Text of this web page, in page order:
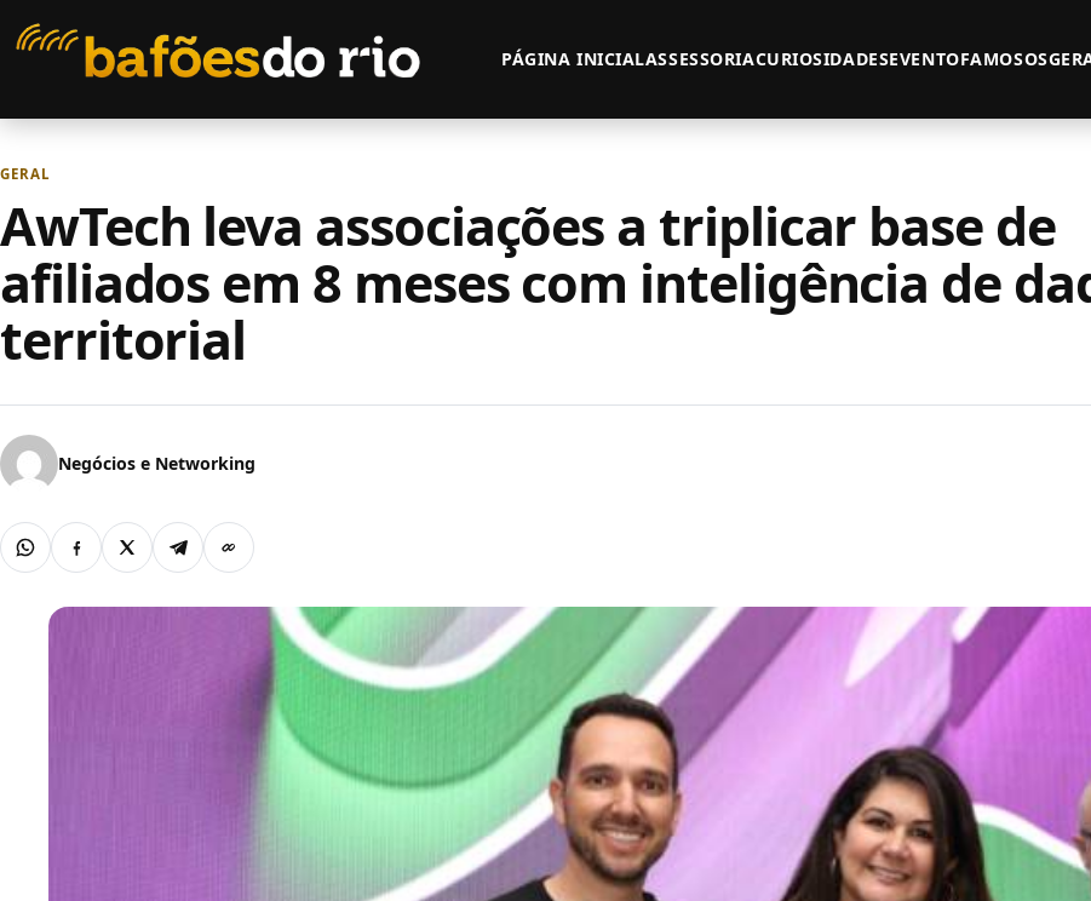
PÁGINA INICIALASSESSORIACURIOSIDADESEVENTOFAMOSOS
GERAL
AwTech leva associações a triplicar base de
afiliados em 8 meses com inteligência de
territorial
Negócios e Networking
WhatsAppFacebook
X TelegramCopiar link